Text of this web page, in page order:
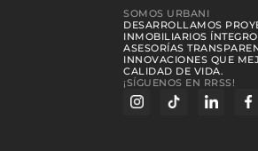
SOMOS URBANI
DESARROLLAMOS
INMOBILIARIOS
ASESORÍAS
INNOVACIONES QUE
CALIDAD DE VIDA.
¡SÍGUENOS EN RRSS!